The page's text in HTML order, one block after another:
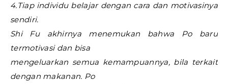
4.Tiap individu belajar dengan cara dan motivasinya
sendiri.
Shi Fu akhirnya menemukan bahwa Po baru
termotivasi dan bisa
mengeluarkan semua kemampuannya, bila terkait
dengan makanan. Po